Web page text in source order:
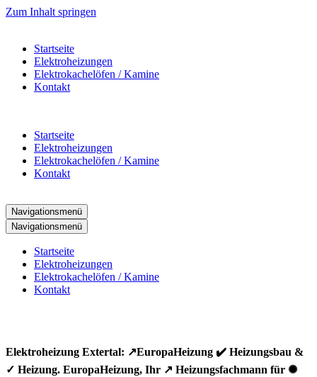
Zum Inhalt springen
Startseite
Elektroheizungen
Elektrokachelöfen / Kamine
Kontakt
Startseite
Elektroheizungen
Elektrokachelöfen / Kamine
Kontakt
Navigationsmenü
Navigationsmenü
Startseite
Elektroheizungen
Elektrokachelöfen / Kamine
Kontakt
Elektroheizung Extertal: ↗️EuropaHeizung ✔️ Heizungsbau &
✓ Heizung. EuropaHeizung, Ihr ↗️ Heizungsfachmann für ✺